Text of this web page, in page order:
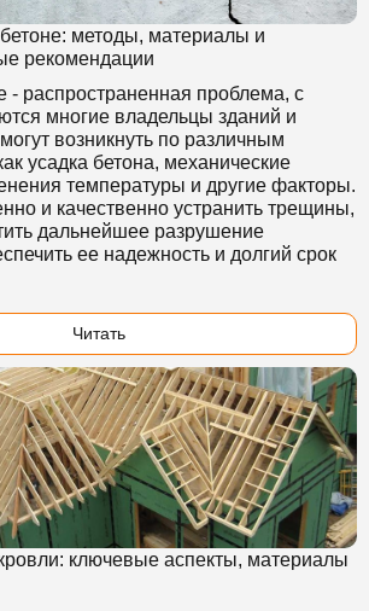
методы, материалы и
рекомендации
- распространенная проблема, с
многие владельцы зданий и
возникнуть по различным
усадка бетона, механические
температуры и другие факторы.
и качественно устранить трещины,
дальнейшее разрушение
ее надежность и долгий срок
Читать
ключевые аспекты, материалы